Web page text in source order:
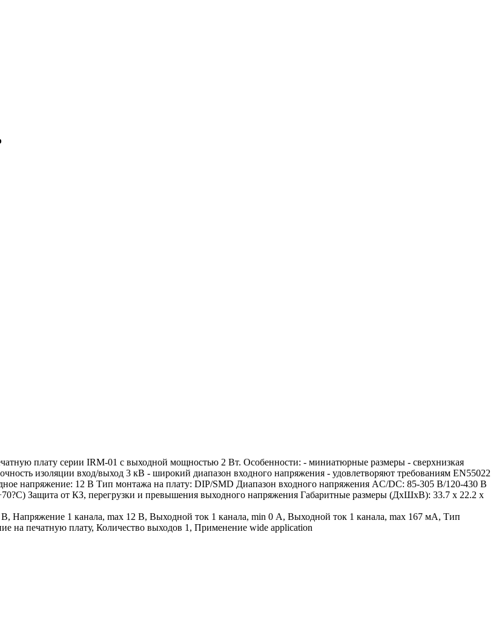
плату серии IRM-01 с выходной мощностью 2 Вт. Особенности: - миниатюрные размеры - сверхнизкая
изоляции вход/выход 3 кВ - широкий диапазон входного напряжения - удовлетворяют требованиям EN55022
напряжение: 12 В Тип монтажа на плату: DIP/SMD Диапазон входного напряжения AC/DC: 85-305 В/120-430 В
Защита от КЗ, перегрузки и превышения выходного напряжения Габаритные размеры (ДхШхВ): 33.7 x 22.2 x
Напряжение 1 канала, max 12 В, Выходной ток 1 канала, min 0 А, Выходной ток 1 канала, max 167 мА, Тип
на печатную плату, Количество выходов 1, Применение wide application